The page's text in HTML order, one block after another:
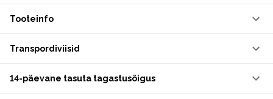
Tooteinfo
Transpordiviisid
14-päevane tasuta tagastusõigus